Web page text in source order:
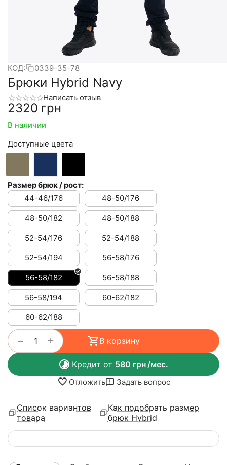
КОД: 0339-35-78
Брюки Hybrid Navy
Написать отзыв
‍2320‍ грн
В наличии
Доступные цвета
Размер брюк / рост:
44-46/176
48-50/176
48-50/182 48-50/188
52-54/176 52-54/188
52-54/194 56-58/176
56-58/182 56-58/188
56-58/194 60-62/182
60-62/188
+
− В корзину
Кредит от 580 грн/мес.
Отложить Задать вопрос
Список вариантов
товара
Как подобрать размер
брюк Hybrid